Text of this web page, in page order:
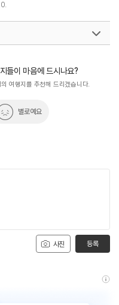
들이 마음에 드시나요?
여행지를 추천해 드리겠습니다.
별로예요
사진 등록